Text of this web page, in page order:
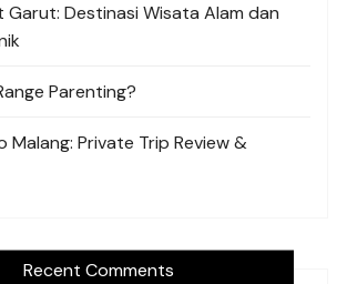
Garut: Destinasi Wisata Alam dan
Parenting?
Malang: Private Trip Review &
Recent Comments